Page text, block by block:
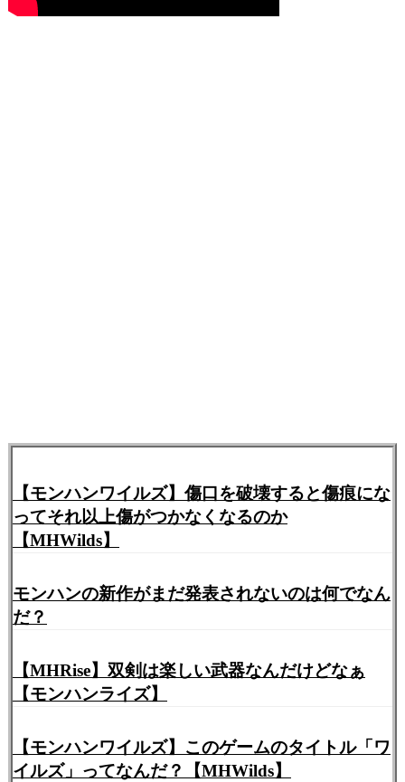
【モンハンワイルズ】傷口を破壊すると傷痕にな
ってそれ以上傷がつかなくなるのか
【MHWilds】
モンハンの新作がまだ発表されないのは何でなん
だ？
【MHRise】双剣は楽しい武器なんだけどなぁ
【モンハンライズ】
【モンハンワイルズ】このゲームのタイトル「ワ
イルズ」ってなんだ？【MHWilds】